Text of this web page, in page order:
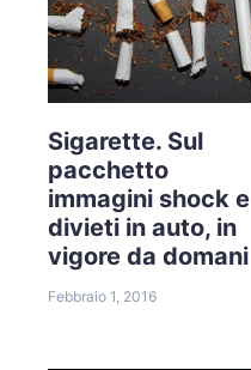
Sigarette. Sul
pacchetto
immagini shock e
divieti in auto, in
vigore da domani
Febbraio 1, 2016